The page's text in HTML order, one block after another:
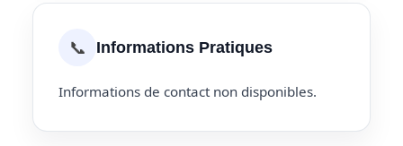
📞 Informations Pratiques
Informations de contact non disponibles.